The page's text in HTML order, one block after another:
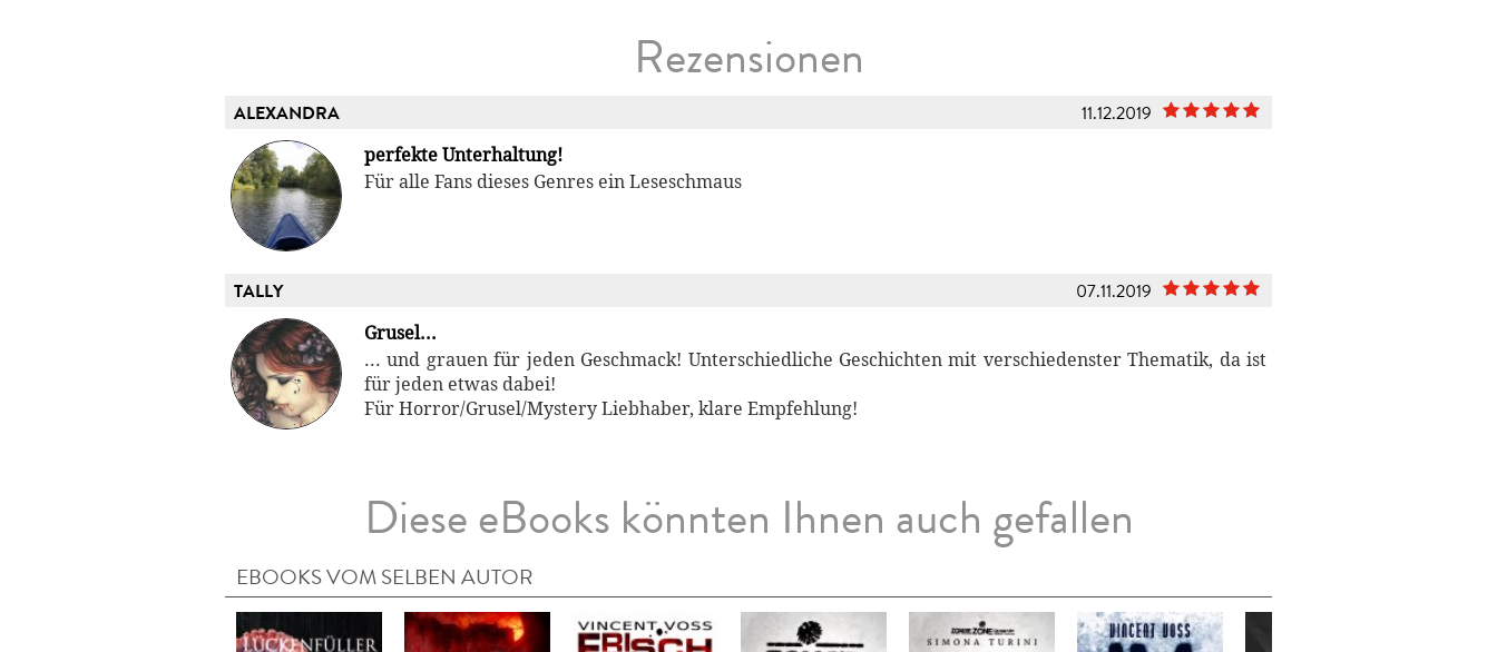
Rezensionen
ALEXANDRA 11.12.2019
perfekte Unterhaltung!
Für alle Fans dieses Genres ein Leseschmaus
TALLY 07.11.2019
Grusel...
... und grauen für jeden Geschmack! Unterschiedliche Geschichten mit verschiedenster Thematik, da ist
für jeden etwas dabei!
Für Horror/Grusel/Mystery Liebhaber, klare Empfehlung!
Diese eBooks könnten Ihnen auch gefallen
EBOOKS VOM SELBEN AUTOR